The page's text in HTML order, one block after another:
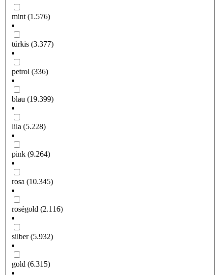
mint (1.576)
türkis (3.377)
petrol (336)
blau (19.399)
lila (5.228)
pink (9.264)
rosa (10.345)
roségold (2.116)
silber(5.932)
gold (6.315)